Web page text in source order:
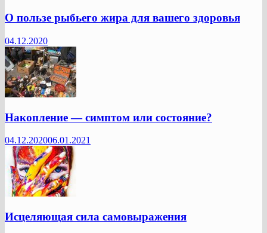
О пользе рыбьего жира для вашего здоровья
04.12.2020
Накопление — симптом или состояние?
04.12.202006.01.2021
Исцеляющая сила самовыражения